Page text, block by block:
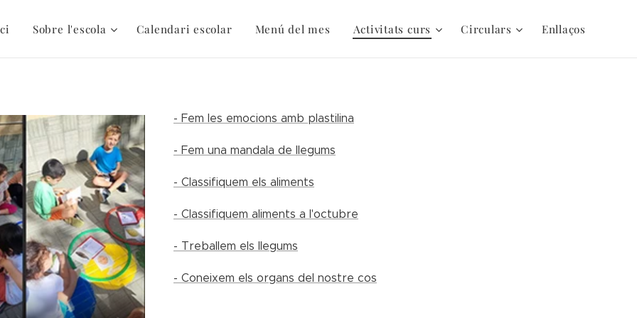
Sobre l'escola Calendari escolar Menú del mes Activitats curs Circulars Enllaços
- Fem les emocions amb plastilina
- Fem una mandala de llegums
- Classifiquem els aliments
- Classifiquem aliments a l'octubre
- Treballem els llegums
- Coneixem els organs del nostre cos